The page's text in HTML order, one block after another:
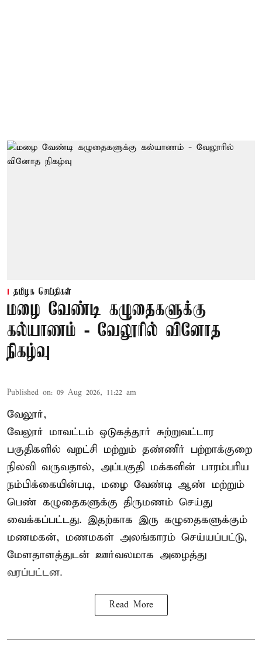
தமிழக செய்திகள்
மழை வேண்டி கழுதைகளுக்கு
கல்யாணம் - வேலூரில் வினோத
நிகழ்வு
Published on: 09 Aug 2026, 11:22 am
வேலூர்,
வேலூர் மாவட்டம் ஒடுகத்தூர் சுற்றுவட்டார
பகுதிகளில் வறட்சி மற்றும் தண்ணீர் பற்றாக்குறை
நிலவி வருவதால், அப்பகுதி மக்களின் பாரம்பரிய
நம்பிக்கையின்படி, மழை வேண்டி ஆண் மற்றும்
பெண் கழுதைகளுக்கு திருமணம் செய்து
வைக்கப்பட்டது. இதற்காக இரு கழுதைகளுக்கும்
மணமகன், மணமகள் அலங்காரம் செய்யப்பட்டு,
மேளதாளத்துடன் ஊர்வலமாக அழைத்து
வரப்பட்டன.
Read More